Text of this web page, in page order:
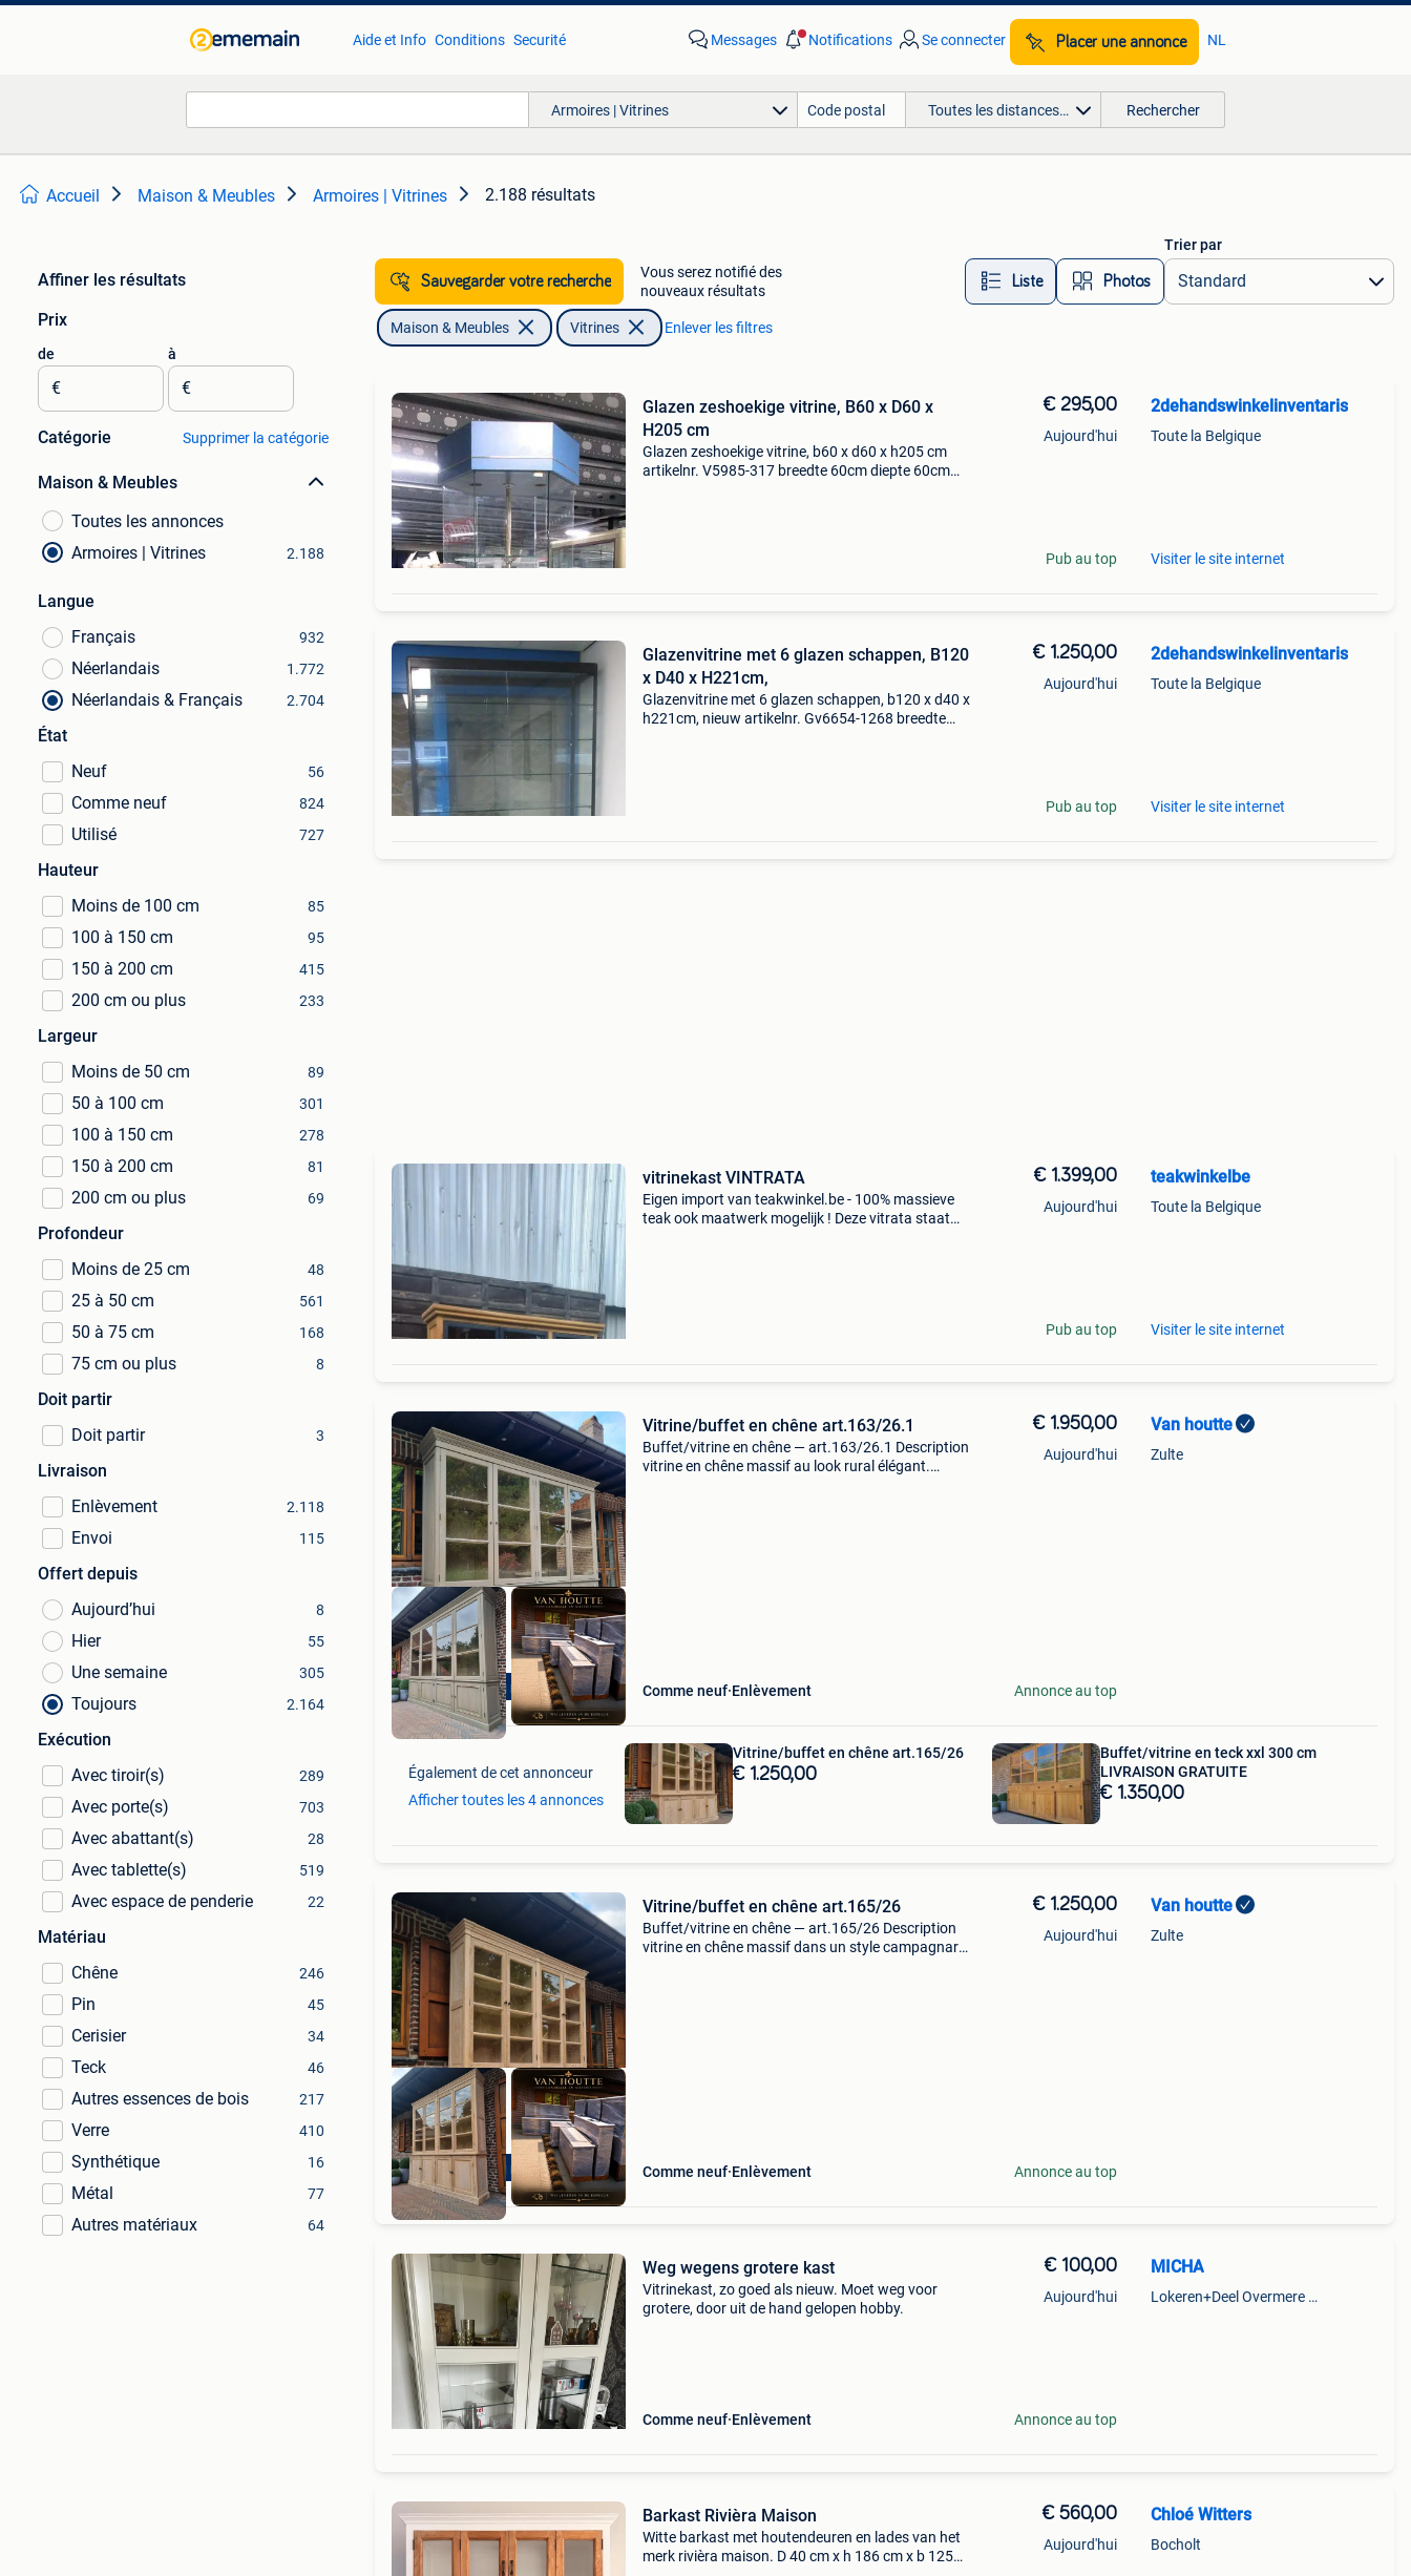
Aide et Info Conditions Securité Messages Notifications Se connecter Placer une annonce NL
Armoires | Vitrines Toutes les distances… Rechercher
Accueil Maison & Meubles Armoires | Vitrines 2.188 résultats
Affiner les résultats
Prix
de
€
à
€
Catégorie Supprimer la catégorie
Maison & Meubles
Toutes les annonces
Armoires | Vitrines
2.188
Langue
Français
932
Néerlandais 1.772
Néerlandais & Français 2.704
État
Neuf
56
Comme neuf 824
Utilisé 727
Hauteur
Moins de 100 cm
85
100 à 150 cm 95
150 à 200 cm 415
200 cm ou plus 233
Largeur
Moins de 50 cm
89
50 à 100 cm 301
100 à 150 cm 278
150 à 200 cm 81
200 cm ou plus 69
Profondeur
Moins de 25 cm
48
25 à 50 cm 561
50 à 75 cm 168
75 cm ou plus 8
Doit partir
Doit partir
3
Livraison
Enlèvement
2.118
Envoi 115
Offert depuis
Aujourd’hui
8
Hier 55
Une semaine 305
Toujours 2.164
Exécution
Avec tiroir(s)
289
Avec porte(s) 703
Avec abattant(s) 28
Avec tablette(s) 519
Avec espace de penderie 22
Matériau
Chêne
246
Pin 45
Cerisier 34
Teck 46
Autres essences de bois 217
Verre 410
Synthétique 16
Métal 77
Autres matériaux 64
Sauvegarder votre recherche
Vous serez notifié des
nouveaux résultats
Liste Photos
Trier par
Maison & Meubles Vitrines Enlever les filtres
Glazen zeshoekige vitrine, B60 x D60 x
H205 cm
Glazen zeshoekige vitrine, b60 x d60 x h205 cm
artikelnr. V5985-317 breedte 60cm diepte 60cm
€ 295,00
Aujourd'hui
Pub au top
2dehandswinkelinventaris
Toute la Belgique
Visiter le site internet
Glazenvitrine met 6 glazen schappen, B120
x D40 x H221cm,
Glazenvitrine met 6 glazen schappen, b120 x d40 x
h221cm, nieuw artikelnr. Gv6654-1268 breedte
€ 1.250,00
Aujourd'hui
Pub au top
2dehandswinkelinventaris
Toute la Belgique
Visiter le site internet
vitrinekast VINTRATA
Eigen import van teakwinkel.be - 100% massieve
teak ook maatwerk mogelijk ! Deze vitrata staat
€ 1.399,00
Aujourd'hui
Pub au top
teakwinkelbe
Toute la Belgique
Visiter le site internet
Levering mogelijk
Vitrine/buffet en chêne art.163/26.1
Buffet/vitrine en chêne — art.163/26.1 Description
vitrine en chêne massif au look rural élégant.
Comme neuf Enlèvement
€ 1.950,00
Aujourd'hui
Annonce au top
Van houtte
Zulte
Également de cet annonceur
Afficher toutes les 4 annonces
Vitrine/buffet en chêne art.165/26
€ 1.250,00
Buffet/vitrine en teck xxl 300 cm
LIVRAISON GRATUITE
€ 1.350,00
Levering mogelijk
Vitrine/buffet en chêne art.165/26
Buffet/vitrine en chêne — art.165/26 Description
vitrine en chêne massif dans un style campagnard
Comme neuf Enlèvement
€ 1.250,00
Aujourd'hui
Annonce au top
Van houtte
Zulte
Weg wegens grotere kast
Vitrinekast, zo goed als nieuw. Moet weg voor
grotere, door uit de hand gelopen hobby.
Comme neuf Enlèvement
€ 100,00
Aujourd'hui
Annonce au top
MICHA
Lokeren+Deel Overmere En Zele
Barkast Rivièra Maison
Witte barkast met houtendeuren en lades van het
merk rivièra maison. D 40 cm x h 186 cm x b 125
€ 560,00
Aujourd'hui
Chloé Witters
Bocholt